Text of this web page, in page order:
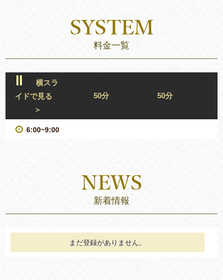
料金一覧
横スラ
イドで見る
＞
50分 50分
6:00~9:00
新着情報
まだ登録がありません。